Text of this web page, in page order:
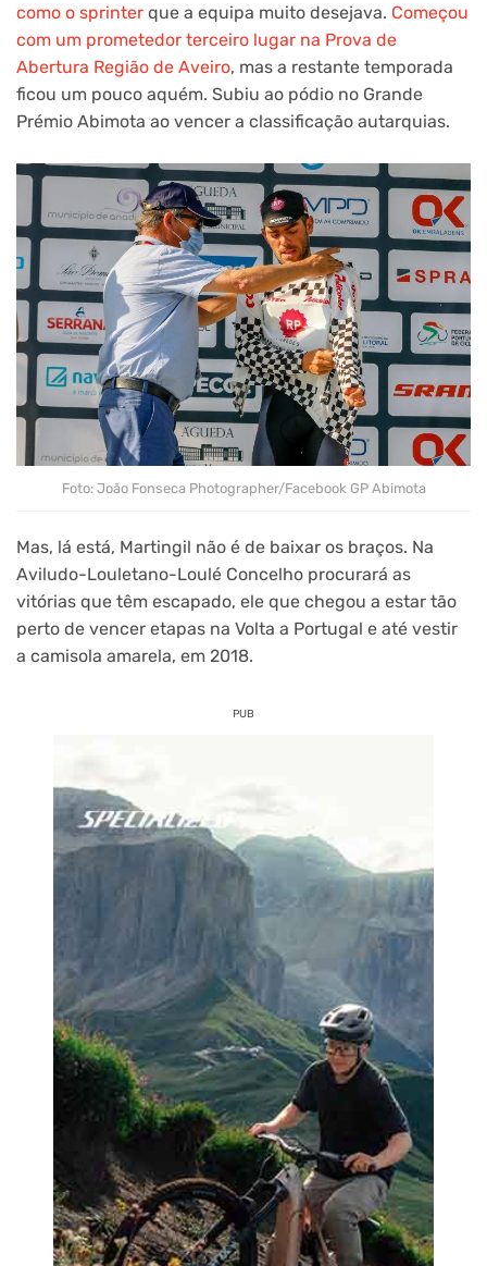
como o sprinter que a equipa muito desejava. Começou
com um prometedor terceiro lugar na Prova de
Abertura Região de Aveiro, mas a restante temporada
ficou um pouco aquém. Subiu ao pódio no Grande
Prémio Abimota ao vencer a classificação autarquias.
Foto: João Fonseca Photographer/Facebook GP Abimota
Mas, lá está, Martingil não é de baixar os braços. Na
Aviludo-Louletano-Loulé Concelho procurará as
vitórias que têm escapado, ele que chegou a estar tão
perto de vencer etapas na Volta a Portugal e até vestir
a camisola amarela, em 2018.
PUB